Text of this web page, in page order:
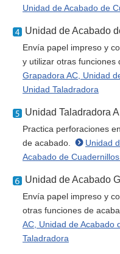
Unidad de Acabado de
Unidad de Acabado
Envía papel impreso y
y utilizar otras funciones
Grapadora AC, Unidad
Unidad Taladradora
Unidad Taladradora A
Practica perforaciones
de acabado.
Unidad
Acabado de
Unidad de Acabado
Envía papel impreso y
otras funciones de
AC, Unidad de Acabado
Taladradora